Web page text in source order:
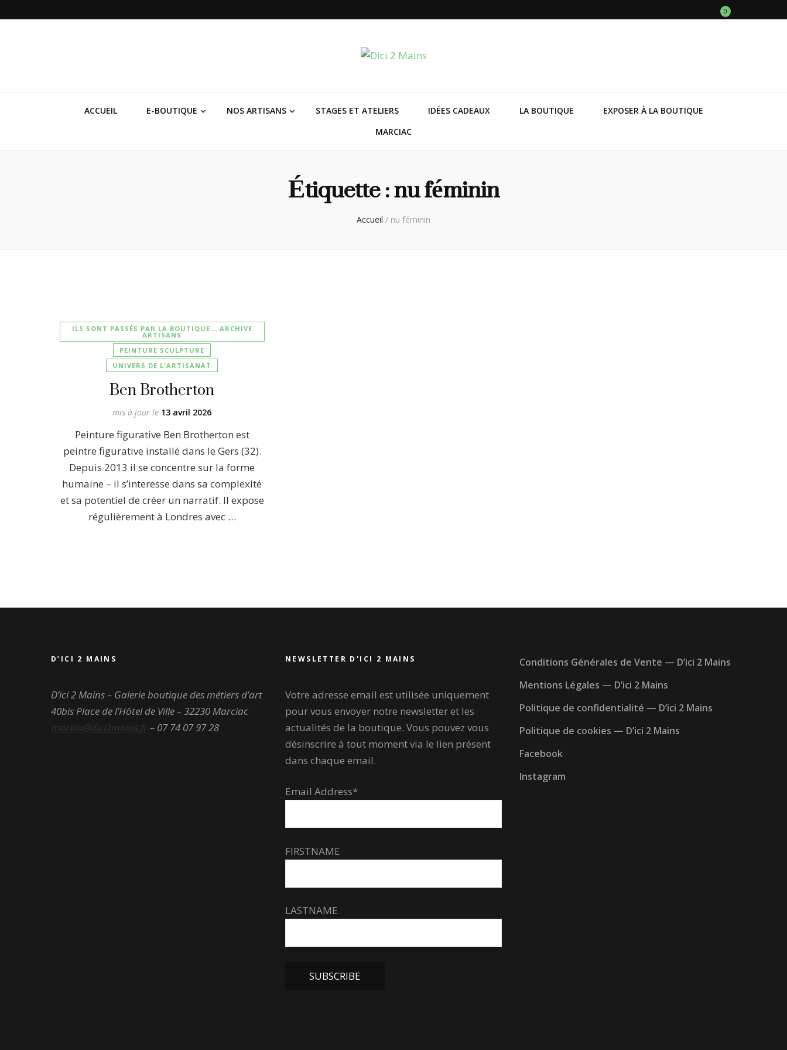
0
ACCUEIL E-BOUTIQUE NOS ARTISANS STAGES ET ATELIERS IDÉES CADEAUX LA BOUTIQUE
EXPOSER À LA BOUTIQUE
MARCIAC
Étiquette :nu féminin
Accueil / nu féminin
ILS SONT PASSÉS PAR LA BOUTIQUE... ARCHIVE
ARTISANS
PEINTURE SCULPTURE
UNIVERS DE L'ARTISANAT
Ben Brotherton
mis à jour le 13 avril 2026
Peinture figurative Ben Brotherton est
peintre figurative installé dans le Gers (32).
Depuis 2013 il se concentre sur la forme
humaine – il s’interesse dans sa complexité
et sa potentiel de créer un narratif. Il expose
régulièrement à Londres avec …
D’ICI 2 MAINS
D’ici 2 Mains – Galerie boutique des métiers d’art
40bis Place de l’Hôtel de Ville – 32230 Marciac
marilia@dici2mains.fr– 07 74 07 97 28
NEWSLETTER D'ICI 2 MAINS
Votre adresse email est utilisée uniquement
pour vous envoyer notre newsletter et les
actualités de la boutique. Vous pouvez vous
désinscrire à tout moment via le lien présent
dans chaque email.
Email Address*
FIRSTNAME
LASTNAME
Conditions Générales de Vente — D’ici 2 Mains
Mentions Légales — D’ici 2 Mains
Politique de confidentialité — D’ici 2 Mains
Politique de cookies — D’ici 2 Mains
Facebook
Instagram